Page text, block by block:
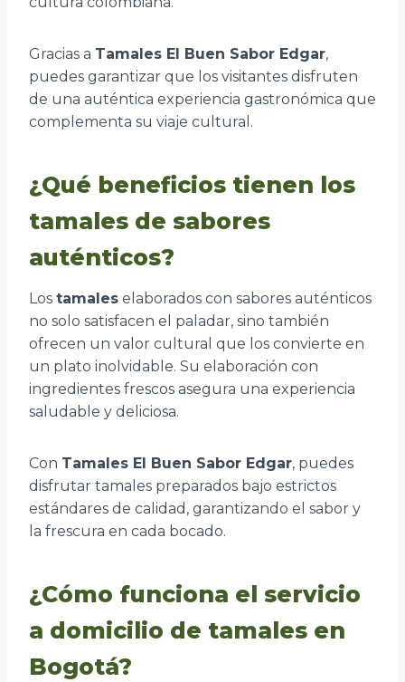
Gracias a Tamales El Buen Sabor Edgar,
puedes garantizar que los visitantes disfruten
de una auténtica experiencia gastronómica que
complementa su viaje cultural.
¿Qué beneficios tienen los
tamales de sabores
auténticos?
Los tamales elaborados con sabores auténticos
no solo satisfacen el paladar, sino también
ofrecen un valor cultural que los convierte en
un plato inolvidable. Su elaboración con
ingredientes frescos asegura una experiencia
saludable y deliciosa.
Con Tamales El Buen Sabor Edgar, puedes
disfrutar tamales preparados bajo estrictos
estándares de calidad, garantizando el sabor y
la frescura en cada bocado.
¿Cómo funciona el servicio
a domicilio de tamales en
Bogotá?